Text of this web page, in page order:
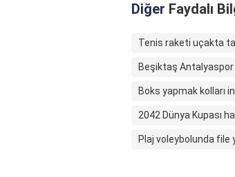
Diğer Faydalı
Tenis raketi uçakta
Beşiktaş
Boks yapmak kolları
2042 Dünya Kupası
Plaj voleybolunda file